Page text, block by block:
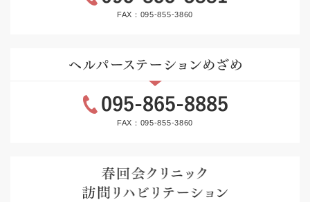
FAX：095-855-3860
FAX：095-855-3860